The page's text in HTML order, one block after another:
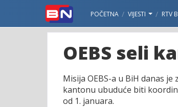
POČETNA VIJESTI RTV
OEBS seli
Misija OEBS-a u BiH danas
kantonu ubuduće biti
od 1. januara.